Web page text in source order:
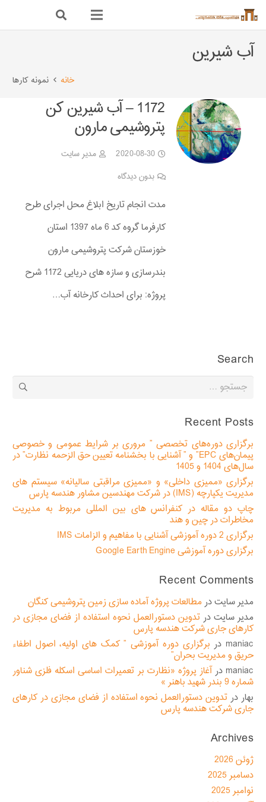
آب شیرین
خانه نمونه کارها
1172 – آب شیرین کن
پتروشیمی مارون
2020-08-30
مدیر سایت
بدون دیدگاه
مدت انجام تاریخ ابلاغ محل اجرای طرح
کارفرما گروه کد 6 ماه 1397 استان
خوزستان شرکت پتروشیمی مارون
بندرسازی و سازه های دریایی 1172 شرح
پروژه: برای احداث کارخانه آب…
Search
جستجو
Recent Posts
برگزاری دوره‌های تخصصی ” مروری بر شرایط عمومی و خصوصی
پیمان‌های EPC” و ” آشنایی با بخشنامه تعیین حق الزحمه نظارت” در
سال‌های 1404 و 1405
برگزاری «ممیزی داخلی» و «ممیزی مراقبتی سالیانه» سیستم های
مدیریت یکپارچه (IMS) در شرکت مهندسین مشاور هندسه پارس
چاپ دو مقاله در کنفرانس های بین المللی مربوط به مدیریت
مخاطرات در چین و هند
برگزاری 2 دوره آموزشی آشنایی با مفاهیم و الزامات IMS
برگزاری دوره آموزشی Google Earth Engine
Recent Comments
مدیر سایتدر مطالعات پروژه آماده سازی زمین پتروشیمی کنگان
مدیر سایت در تدوین دستورالعمل نحوه استفاده از فضای مجازی در
کارهای جاری شرکت هندسه پارس
maniac در برگزاری دوره آموزشی ” کمک های اولیه، اصول اطفاء
حریق و مدیریت بحران”
maniac درآغاز پروژه «نظارت بر تعمیرات اساسی اسکله فلزی شناور
شماره 9 بندر شهید باهنر »
بهار در تدوین دستورالعمل نحوه استفاده از فضای مجازی در کارهای
جاری شرکت هندسه پارس
Archives
ژوئن 2026
دسامبر 2025
نوامبر 2025